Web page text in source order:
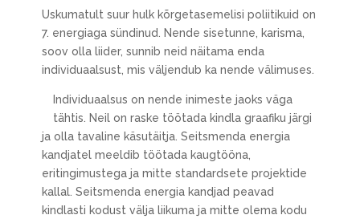
Uskumatult suur hulk kõrgetasemelisi poliitikuid on
7. energiaga sündinud. Nende sisetunne, karisma,
soov olla liider, sunnib neid näitama enda
individuaalsust, mis väljendub ka nende välimuses.
Individuaalsus on nende inimeste jaoks väga
tähtis. Neil on raske töötada kindla graafiku järgi
ja olla tavaline käsutäitja. Seitsmenda energia
kandjatel meeldib töötada kaugtööna,
eritingimustega ja mitte standardsete projektide
kallal. Seitsmenda energia kandjad peavad
kindlasti kodust välja liikuma ja mitte olema kodu